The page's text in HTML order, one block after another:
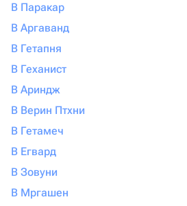
В Паракар
В Аргаванд
В Гетапня
В Геханист
В Ариндж
В Верин Птхни
В Гетамеч
В Егвард
В Зовуни
В Мргашен